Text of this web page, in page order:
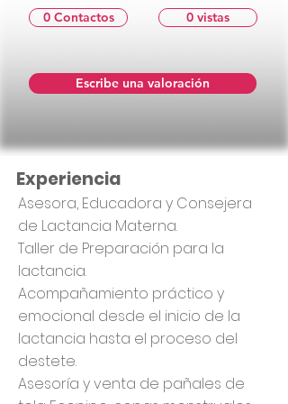
Escribe una valoración
0 Contactos 0 vistas
Asesora, Educadora y Consejera
de Lactancia Materna.
Taller de Preparación para la
lactancia.
Acompañamiento práctico y
emocional desde el inicio de la
lactancia hasta el proceso del
destete.
Asesoría y venta de pañales de
Experiencia